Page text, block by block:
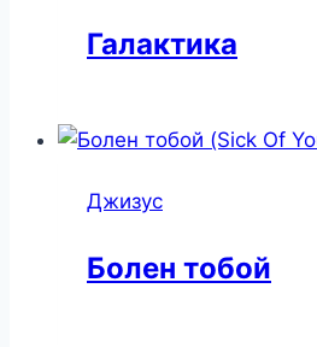
Галактика
Джизус
Болен тобой